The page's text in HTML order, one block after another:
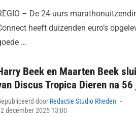
– De 24-uurs
heeft duizenden euro’s
…
Beek en Maarten Beek
Discus Tropica Dieren na 56
door Redactie Studio Rheden
december 2025 13:00